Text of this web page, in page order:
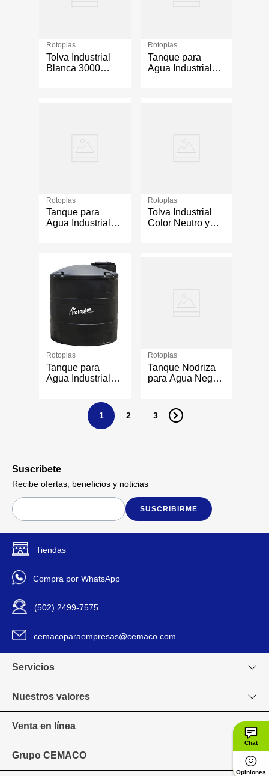
Rotoplas
Tolva Industrial
Blanca 3000
Rotoplas
Tanque para
Agua Industrial
Rotoplas
Tanque para
Agua Industrial
Rotoplas
Tolva Industrial
Color Neutro y
Rotoplas
Tanque para
Agua Industrial
Rotoplas
Tanque Nodriza
para Agua Negro
1 2 3
Suscríbete
Recibe ofertas, beneficios y noticias
SUSCRIBIRME
Tiendas
Compra por WhatsApp
(502) 2499-7575
cemacoparaempresas@cemaco.com
Servicios
Nuestros valores
Venta en línea
Grupo CEMACO
Chat
Opiniones